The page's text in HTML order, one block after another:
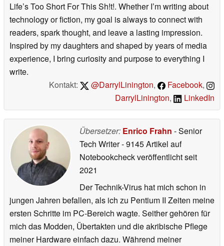
Life’s Too Short For This Sh!t!. Whether I’m writing about
technology or fiction, my goal is always to connect with
readers, spark thought, and leave a lasting impression.
Inspired by my daughters and shaped by years of media
experience, I bring curiosity and purpose to everything I
write.
Kontakt:
@DarrylLinington, Facebook,
DarrylLinington, LinkedIn
Übersetzer: Enrico Frahn - Senior
Tech Writer- 9145 Artikel auf
Notebookcheck veröffentlichtseit
2021
Der Technik-Virus hat mich schon in
jungen Jahren befallen, als ich zu Pentium II Zeiten meine
ersten Schritte im PC-Bereich wagte. Seither gehören für
mich das Modden, Übertakten und die akribische Pflege
meiner Hardware einfach dazu. Während meiner